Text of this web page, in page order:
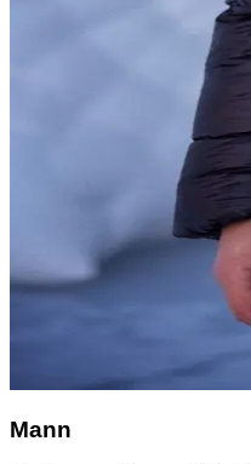
Mann